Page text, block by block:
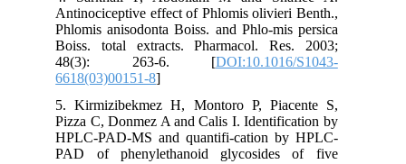
Antinociceptive effect of Phlomis olivieri Benth.,
Phlomis anisodonta Boiss. and Phlo-mis persica
Boiss. total extracts. Pharmacol. Res. 2003;
48(3): 263-6. [DOI:10.1016/S1043-
6618(03)00151-8
5. Kirmizibekmez H, Montoro P, Piacente S,
Pizza C, Donmez A and Calis I. Identification by
HPLC-PAD-MS and quantifi-cation by HPLC-
PAD of phenylethanoid glycosides of five